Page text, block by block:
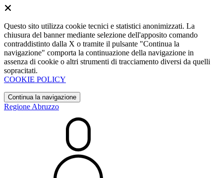
Questo sito utilizza cookie tecnici e statistici anonimizzati. La
chiusura del banner mediante selezione dell'apposito comando
contraddistinto dalla X o tramite il pulsante "Continua la
navigazione" comporta la continuazione della navigazione in
assenza di cookie o altri strumenti di tracciamento diversi da quelli
sopracitati.
COOKIE POLICY
Continua la navigazione
Regione Abruzzo